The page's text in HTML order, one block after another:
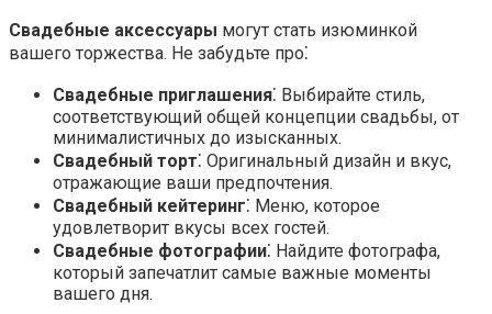
Свадебные аксессуары могут стать изюминкой
вашего торжества. Не забудьте про⁚
Свадебные приглашения⁚ Выбирайте стиль,
соответствующий общей концепции свадьбы, от
минималистичных до изысканных.
Свадебный торт⁚ Оригинальный дизайн и вкус,
отражающие ваши предпочтения.
Свадебный кейтеринг⁚ Меню, которое
удовлетворит вкусы всех гостей.
Свадебные фотографии⁚ Найдите фотографа,
который запечатлит самые важные моменты
вашего дня.